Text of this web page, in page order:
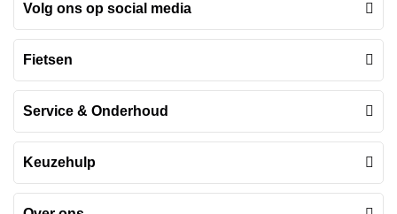
Volg ons op social media
Fietsen
Service & Onderhoud
Keuzehulp